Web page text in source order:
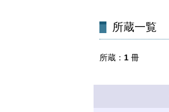
所蔵一覧
所蔵 1 冊